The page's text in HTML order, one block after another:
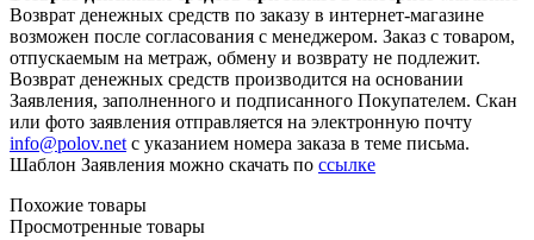
Возврат денежных средств по заказу в интернет-магазине
возможен после согласования с менеджером. Заказ с товаром,
отпускаемым на метраж, обмену и возврату не подлежит.
Возврат денежных средств производится на основании
Заявления, заполненного и подписанного Покупателем. Скан
или фото заявления отправляется на электронную почту
info@polov.net с указанием номера заказа в теме письма.
Шаблон Заявления можно скачать по ссылке
Похожие товары
Просмотренные товары